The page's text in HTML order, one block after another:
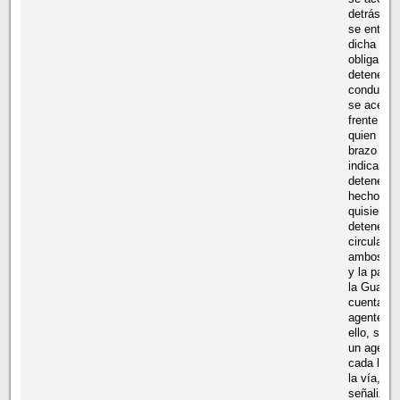
detrás.
se
dicha
obliga a
se
frente al
quien
brazo les
indicar
hecho, si
quisieran
detener la
ambos
y la
la
cuenta
agentes
ello,
un
cada
la vía,